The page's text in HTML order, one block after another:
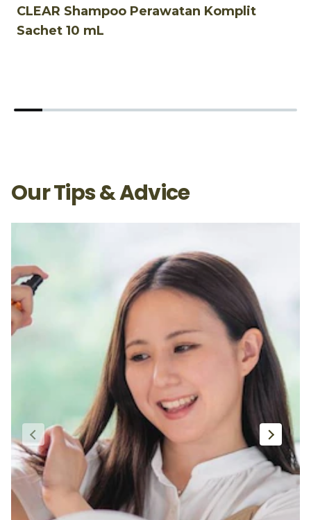
CLEAR Shampoo Perawatan Komplit
Sachet 10 mL
Our Tips & Advice